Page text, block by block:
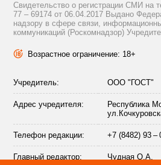
Свидетельство о регистрации СМИ
77 – 69174 от 06.04.2017 Выдано
надзору в сфере связи,
коммуникаций (Роскомнадзор)
Возрастное ограничение: 18+
Учредитель: ООО "ГОСТ"
Адрес учредителя:
Республика
Телефон редакции: +7 (8482) 93 –
Главный редактор: Чудная О.А.